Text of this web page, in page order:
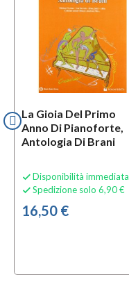
La Gioia Del Primo
Anno Di Pianoforte,
Antologia Di Brani
 Disponibilità immediata
 Spedizione solo 6,90 €
16,50 €